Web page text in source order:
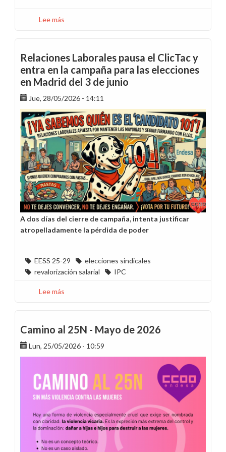
Lee más
treletreball
per
la
vistia
del
Papa
a
Barcelona
Relaciones Laborales pausa el ClicTac y
entra en la campaña para las elecciones
en Madrid del 3 de junio
Jue, 28/05/2026 - 14:11
A dos días del cierre de campaña, intenta justificar
atropelladamente la pérdida de poder
EESS 25-29
elecciones sindicales
revalorización salarial
IPC
Lee más
pausa
el
ClicTac
y
en
la
campaña
para
las
en
Camino al 25N - Mayo de 2026
Lun, 25/05/2026 - 10:59